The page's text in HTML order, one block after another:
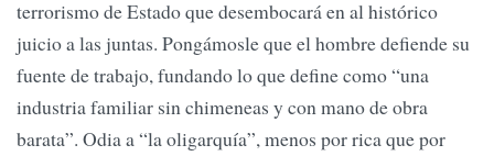
terrorismo de Estado que desembocará en al histórico
juicio a las juntas. Pongámosle que el hombre defiende su
fuente de trabajo, fundando lo que define como “una
industria familiar sin chimeneas y con mano de obra
barata”. Odia a “la oligarquía”, menos por rica que por